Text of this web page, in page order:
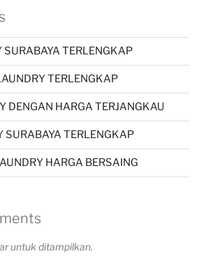
SURABAYA TERLENGKAP
TERLENGKAP
DENGAN HARGA TERJANGKAU
SURABAYA TERLENGKAP
HARGA BERSAING
untuk ditampilkan.